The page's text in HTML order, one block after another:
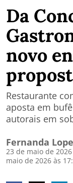
Da
novo
Restaurante
aposta em
autorais em
Fernanda
23 de maio de
maio de 2026 às